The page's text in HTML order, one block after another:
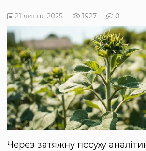
21 липня 2025 1927 0
Через затяжну посуху